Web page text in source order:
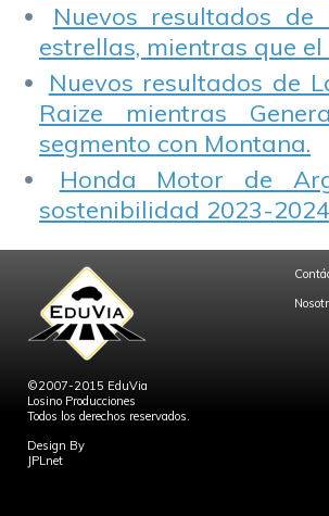
Nuevos resultados de
estrellas, mientras que
Nuevos resultados de
Raize mientras
segmento con Montana.
Honda Motor de
sostenibilidad 2023-
©2007-2015 EduVia
Losino Producciones
Todos los derechos reservados.
Design By
JPLnet